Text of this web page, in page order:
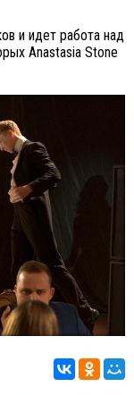
и идет работа над
Anastasia Stone